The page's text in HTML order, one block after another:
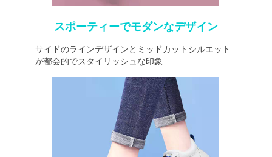
スポーティーでモダンなデザイン
サイドのラインデザインとミッドカットシルエット
が都会的でスタイリッシュな印象